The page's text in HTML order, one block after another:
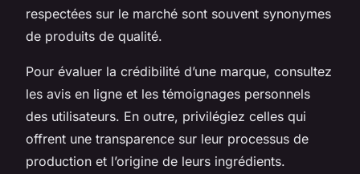
respectées sur le marché sont souvent synonymes
de produits de qualité.
Pour évaluer la crédibilité d’une marque, consultez
les avis en ligne et les témoignages personnels
des utilisateurs. En outre, privilégiez celles qui
offrent une transparence sur leur processus de
production et l’origine de leurs ingrédients.